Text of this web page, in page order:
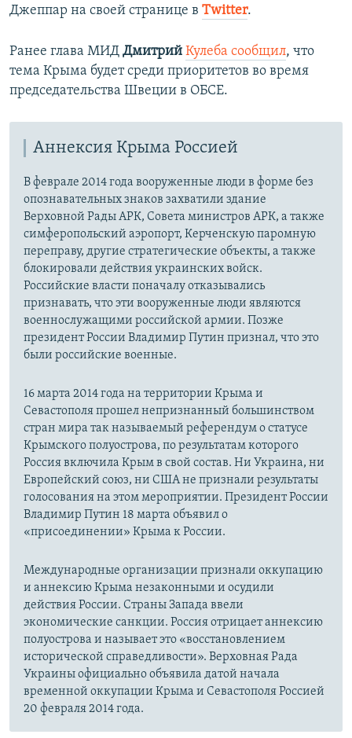
Джеппар на своей странице в Twitter.
Ранее глава МИД Дмитрий Кулеба сообщил, что
тема Крыма будет среди приоритетов во время
председательства Швеции в ОБСЕ.
Аннексия Крыма Россией
В феврале 2014 года вооруженные люди в форме без
опознавательных знаков захватили здание
Верховной Рады АРК, Совета министров АРК, а также
симферопольский аэропорт, Керченскую паромную
переправу, другие стратегические объекты, а также
блокировали действия украинских войск.
Российские власти поначалу отказывались
признавать, что эти вооруженные люди являются
военнослужащими российской армии. Позже
президент России Владимир Путин признал, что это
были российские военные.
16 марта 2014 года на территории Крыма и
Севастополя прошел непризнанный большинством
стран мира так называемый референдум о статусе
Крымского полуострова, по результатам которого
Россия включила Крым в свой состав. Ни Украина, ни
Европейский союз, ни США не признали результаты
голосования на этом мероприятии. Президент России
Владимир Путин 18 марта объявил о
«присоединении» Крыма к России.
Международные организации признали оккупацию
и аннексию Крыма незаконными и осудили
действия России. Страны Запада ввели
экономические санкции. Россия отрицает аннексию
полуострова и называет это «восстановлением
исторической справедливости». Верховная Рада
Украины официально объявила датой начала
временной оккупации Крыма и Севастополя Россией
20 февраля 2014 года.